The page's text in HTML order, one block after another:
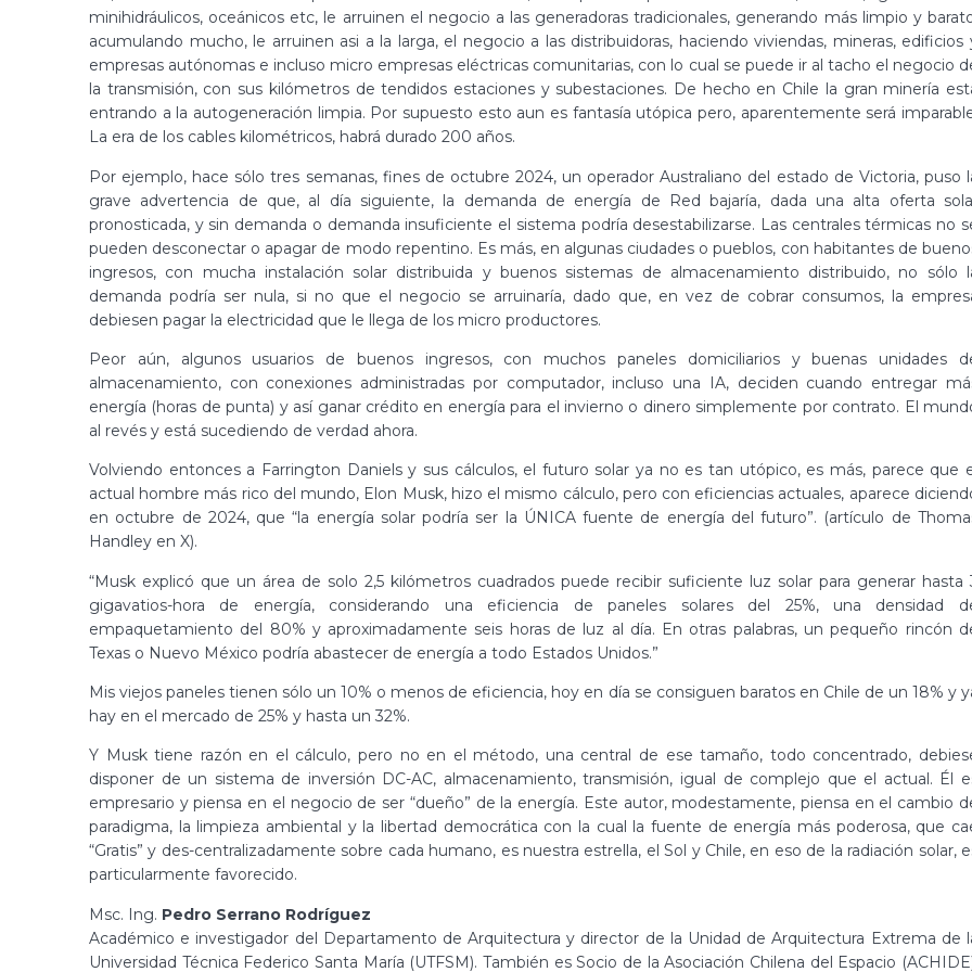
minihidráulicos, oceánicos etc, le arruinen el negocio a las generadoras tradicionales, generando más limpio y
acumulando mucho, le arruinen asi a la larga, el negocio a las distribuidoras, haciendo viviendas, mineras, edificios
empresas autónomas e incluso micro empresas eléctricas comunitarias, con lo cual se puede ir al tacho el negocio
la transmisión, con sus kilómetros de tendidos estaciones y subestaciones. De hecho en Chile la gran minería
entrando a la autogeneración limpia. Por supuesto esto aun es fantasía utópica pero, aparentemente será
La era de los cables kilométricos, habrá durado 200 años.
Por ejemplo, hace sólo tres semanas, fines de octubre 2024, un operador Australiano del estado de Victoria, puso
grave advertencia de que, al día siguiente, la demanda de energía de Red bajaría, dada una alta oferta
pronosticada, y sin demanda o demanda insuficiente el sistema podría desestabilizarse. Las centrales térmicas no
pueden desconectar o apagar de modo repentino. Es más, en algunas ciudades o pueblos, con habitantes de
ingresos, con mucha instalación solar distribuida y buenos sistemas de almacenamiento distribuido, no sólo
demanda podría ser nula, si no que el negocio se arruinaría, dado que, en vez de cobrar consumos, la
debiesen pagar la electricidad que le llega de los micro productores.
Peor aún, algunos usuarios de buenos ingresos, con muchos paneles domiciliarios y buenas unidades
almacenamiento, con conexiones administradas por computador, incluso una IA, deciden cuando entregar
energía (horas de punta) y así ganar crédito en energía para el invierno o dinero simplemente por contrato. El
al revés y está sucediendo de verdad ahora.
Volviendo entonces a Farrington Daniels y sus cálculos, el futuro solar ya no es tan utópico, es más, parece que
actual hombre más rico del mundo, Elon Musk, hizo el mismo cálculo, pero con eficiencias actuales, aparece
en octubre de 2024, que “la energía solar podría ser la ÚNICA fuente de energía del futuro”. (artículo de
Handley en X).
“Musk explicó que un área de solo 2,5 kilómetros cuadrados puede recibir suficiente luz solar para generar hasta
gigavatios-hora de energía, considerando una eficiencia de paneles solares del 25%, una densidad
empaquetamiento del 80% y aproximadamente seis horas de luz al día. En otras palabras, un pequeño rincón
Texas o Nuevo México podría abastecer de energía a todo Estados Unidos.”
Mis viejos paneles tienen sólo un 10% o menos de eficiencia, hoy en día se consiguen baratos en Chile de un 18% y
hay en el mercado de 25% y hasta un 32%.
Y Musk tiene razón en el cálculo, pero no en el método, una central de ese tamaño, todo concentrado,
disponer de un sistema de inversión DC-AC, almacenamiento, transmisión, igual de complejo que el actual. Él
empresario y piensa en el negocio de ser “dueño” de la energía. Este autor, modestamente, piensa en el cambio
paradigma, la limpieza ambiental y la libertad democrática con la cual la fuente de energía más poderosa, que
“Gratis” y des-centralizadamente sobre cada humano, es nuestra estrella, el Sol y Chile, en eso de la radiación solar,
particularmente favorecido.
Msc. Ing. Pedro Serrano Rodríguez
Académico e investigador del Departamento de Arquitectura y director de la Unidad de Arquitectura Extrema de
Universidad Técnica Federico Santa María (UTFSM). También es Socio de la Asociación Chilena del Espacio